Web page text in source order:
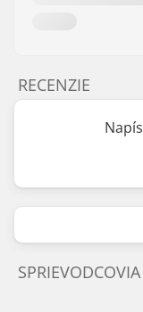
RECENZIE
SPRIEVODCOVIA